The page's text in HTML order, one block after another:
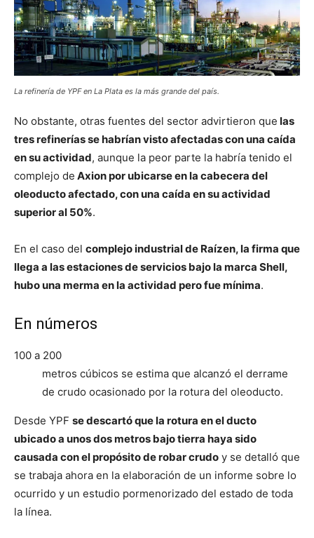
La refinería de YPF en La Plata es la más grande del país.
No obstante, otras fuentes del sector advirtieron que las
tres refinerías se habrían visto afectadas con una caída
en su actividad, aunque la peor parte la habría tenido el
complejo de Axion por ubicarse en la cabecera del
oleoducto afectado, con una caída en su actividad
superior al 50%.
En el caso del complejo industrial de Raízen, la firma que
llega a las estaciones de servicios bajo la marca Shell,
hubo una merma en la actividad pero fue mínima.
En números
100 a 200
metros cúbicos se estima que alcanzó el derrame
de crudo ocasionado por la rotura del oleoducto.
Desde YPF se descartó que la rotura en el ducto
ubicado a unos dos metros bajo tierra haya sido
causada con el propósito de robar crudo y se detalló que
se trabaja ahora en la elaboración de un informe sobre lo
ocurrido y un estudio pormenorizado del estado de toda
la línea.